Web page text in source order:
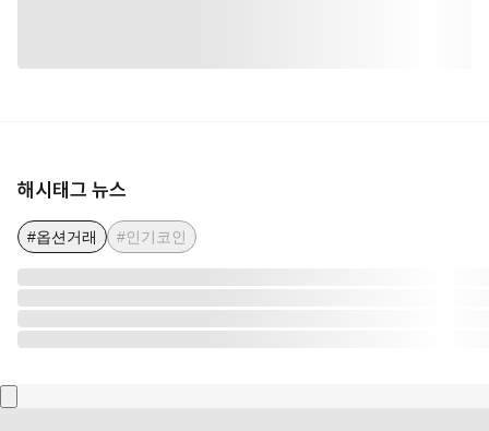
해시태그 뉴스
#옵션거래 #인기코인